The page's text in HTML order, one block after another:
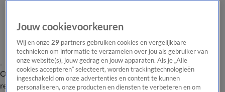
Overzicht Laatste nieuws Regionieuws Het beste van Hart
Tip de
redactie
Jouw cookievoorkeuren
Wij en onze29 partners gebruiken cookies en vergelijkbare
technieken om informatie te verzamelen over jou als gebruiker van
onze website(s), jouw gedrag en jouw apparaten. Als je „Alle
cookies accepteren” selecteert, worden trackingtechnologieën
ingeschakeld om onze advertenties en content te kunnen
personaliseren, onze producten en diensten te verbeteren en om